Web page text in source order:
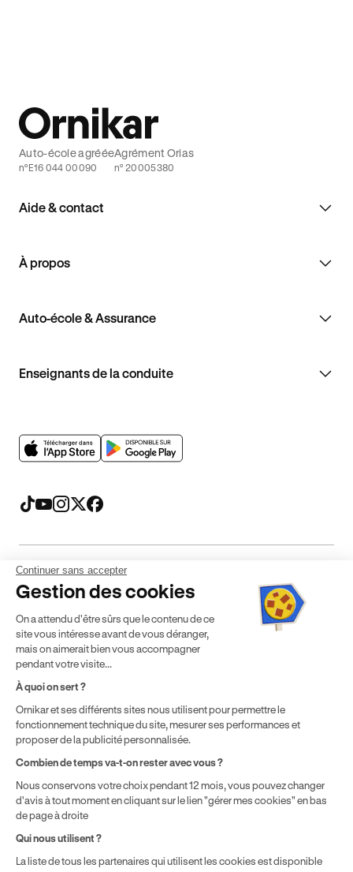
Aide & contact
À propos
Auto-école & Assurance
Enseignants de la conduite
Auto-école agréée
n°E16 044 00090
Agrément Orias
n° 20005380
Mentions légales CGV CGU Politique de confidentialité
* Détail des conditions de nos offres
localisation géographique et du type de formules que vous
achetez comme détaillé dans nosConditions Générales de
Vente.
Continuer sans accepter
Gestion des cookies
On a attendu d'être sûrs que le contenu de ce
site vous intéresse avant de vous déranger,
mais on aimerait bien vous accompagner
pendant votre visite...
À quoi on sert ?
Ornikar et ses différents sites nous utilisent pour permettre le
fonctionnement technique du site, mesurer ses performances et
proposer de la publicité personnalisée.
Combien de temps va-t-on rester avec vous ?
Nous conservons votre choix pendant 12 mois, vous pouvez changer
d'avis à tout moment en cliquant sur le lien "gérer mes cookies" en bas
de page à droite
Qui nous utilisent ?
La liste de tous les partenaires qui utilisent les cookies est disponible